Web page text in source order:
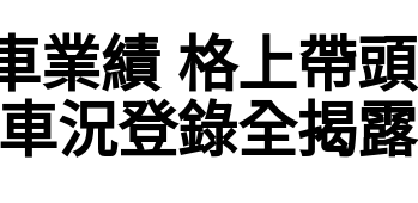
業績 格上帶頭
況登錄全揭露